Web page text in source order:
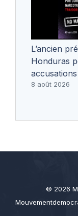
L’ancien
Honduras
8 août 2026
© 2026